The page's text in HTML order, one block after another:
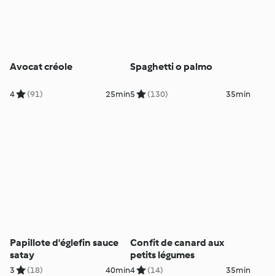
Avocat créole
4 (91) 25min
Spaghetti o palmo
5 (130) 35min
Papillote d'églefin sauce
satay
3 (18) 40min
Confit de canard aux
petits légumes
4 (14) 35min